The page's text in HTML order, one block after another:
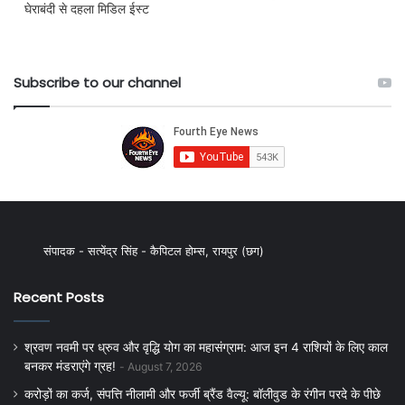
घेराबंदी से दहला मिडिल ईस्ट
Subscribe to our channel
संपादक - सत्येंद्र सिंह - कैपिटल होम्स, रायपुर (छग)
Recent Posts
श्रवण नवमी पर ध्रुव और वृद्धि योग का महासंग्राम: आज इन 4 राशियों के लिए काल
बनकर मंडराएंगे ग्रह!
August 7, 2026
करोड़ों का कर्ज, संपत्ति नीलामी और फर्जी ब्रैंड वैल्यू: बॉलीवुड के रंगीन परदे के पीछे